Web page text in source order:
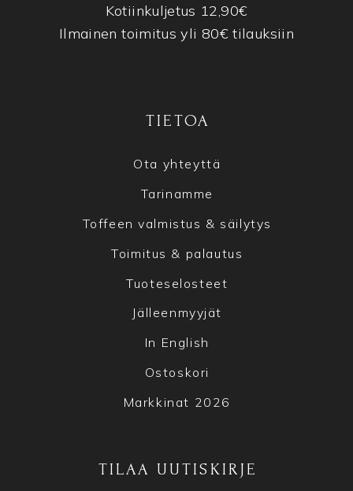
Kotiinkuljetus 12,90€
Ilmainen toimitus yli 80€ tilauksiin
TIETOA
Ota yhteyttä
Tarinamme
Toffeen valmistus & säilytys
Toimitus & palautus
Tuoteselosteet
Jälleenmyyjät
In English
Ostoskori
Markkinat 2026
TILAA UUTISKIRJE